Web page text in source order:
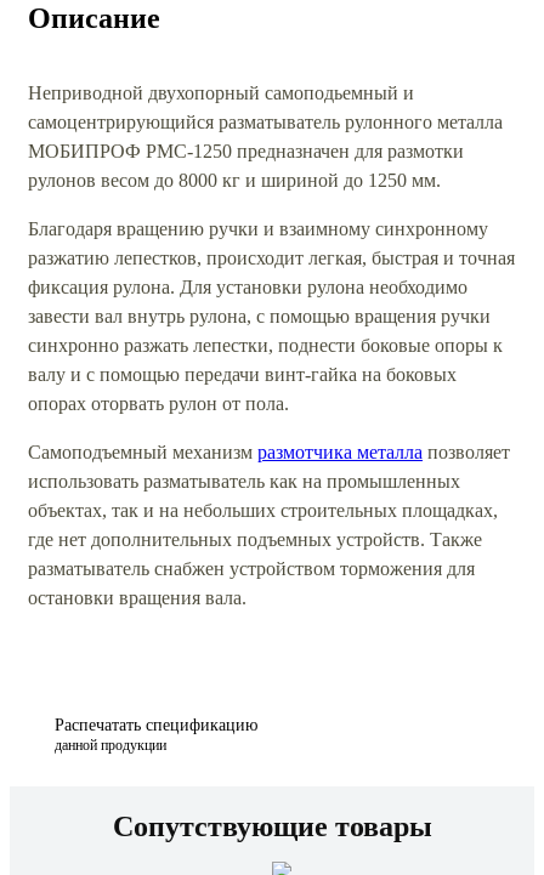
Описание
Неприводной двухопорный самоподьемный и
самоцентрирующийся разматыватель рулонного металла
МОБИПРОФ РМС-1250 предназначен для размотки
рулонов весом до 8000 кг и шириной до 1250 мм.
Благодаря вращению ручки и взаимному синхронному
разжатию лепестков, происходит легкая, быстрая и точная
фиксация рулона. Для установки рулона необходимо
завести вал внутрь рулона, с помощью вращения ручки
синхронно разжать лепестки, поднести боковые опоры к
валу и с помощью передачи винт-гайка на боковых
опорах оторвать рулон от пола.
Самоподъемный механизм размотчика металла позволяет
использовать разматыватель как на промышленных
объектах, так и на небольших строительных площадках,
где нет дополнительных подъемных устройств. Также
разматыватель снабжен устройством торможения для
остановки вращения вала.
Распечатать спецификацию
данной продукции
Сопутствующие товары